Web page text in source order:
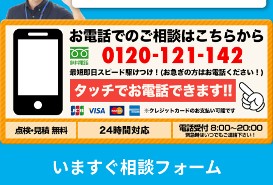
いますぐ相談フォーム